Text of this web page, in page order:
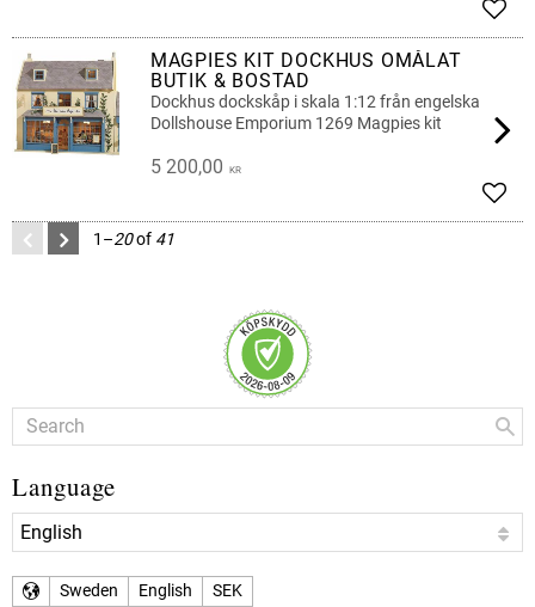
Add
MAGPIES KIT DOCKHUS OMÅLAT
BUTIK & BOSTAD
Dockhus dockskåp i skala 1:12 från engelska
Dollshouse Emporium 1269 Magpies kit
5 200,00 KR
Add
1–20of 41
Language
Sweden English SEK